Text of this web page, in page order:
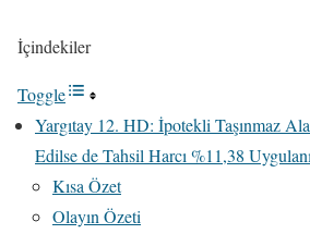
İçindekiler
Toggle
Yargıtay 12. HD: İpotekli Taşınmaz
Edilse de Tahsil Harcı %11,38
Kısa Özet
Olayın Özeti